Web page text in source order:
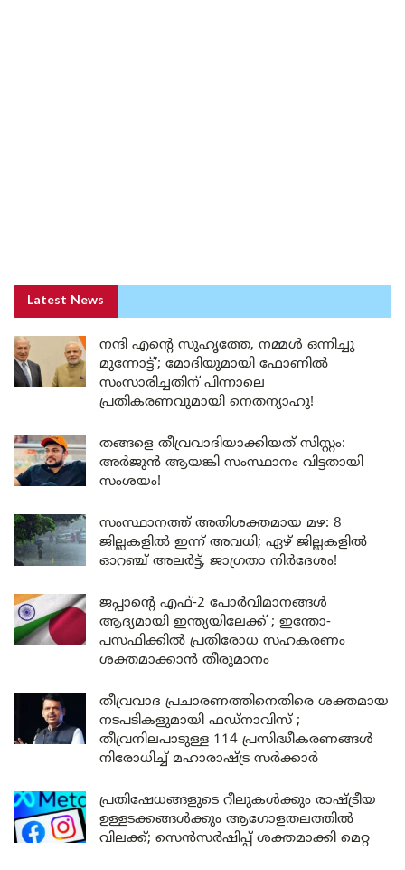
Latest News
നന്ദി എൻ്റെ സുഹൃത്തേ, നമ്മൾ ഒന്നിച്ചു
മുന്നോട്ട്’; മോദിയുമായി ഫോണിൽ
സംസാരിച്ചതിന് പിന്നാലെ
പ്രതികരണവുമായി നെതന്യാഹു!
തങ്ങളെ തീവ്രവാദിയാക്കിയത് സിസ്റ്റം:
അർജുൻ ആയങ്കി സംസ്ഥാനം വിട്ടതായി
സംശയം!
സംസ്ഥാനത്ത് അതിശക്തമായ മഴ: 8
ജില്ലകളിൽ ഇന്ന് അവധി; ഏഴ് ജില്ലകളിൽ
ഓറഞ്ച് അലർട്ട്, ജാഗ്രതാ നിർദേശം!
ജപ്പാന്റെ എഫ്-2 പോർവിമാനങ്ങൾ
ആദ്യമായി ഇന്ത്യയിലേക്ക് ; ഇന്തോ-
പസഫിക്കിൽ പ്രതിരോധ സഹകരണം
ശക്തമാക്കാൻ തീരുമാനം
തീവ്രവാദ പ്രചാരണത്തിനെതിരെ ശക്തമായ
നടപടികളുമായി ഫഡ്നാവിസ് ;
തീവ്രനിലപാടുള്ള 114 പ്രസിദ്ധീകരണങ്ങൾ
നിരോധിച്ച് മഹാരാഷ്ട്ര സർക്കാർ
പ്രതിഷേധങ്ങളുടെ റീലുകൾക്കും രാഷ്ട്രീയ
ഉള്ളടക്കങ്ങൾക്കും ആഗോളതലത്തിൽ
വിലക്ക്; സെൻസർഷിപ്പ് ശക്തമാക്കി മെറ്റ